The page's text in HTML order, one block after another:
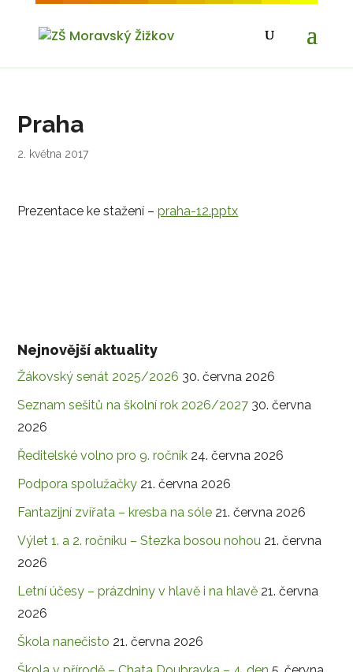
Praha
2. května 2017
Prezentace ke stažení –praha-12.pptx
Nejnovější aktuality
Žákovský senát 2025/2026 30. června 2026
Seznam sešitů na školní rok 2026/2027 30. června
2026
Ředitelské volno pro 9. ročník 24. června 2026
Podpora spolužačky 21. června 2026
Fantazijní zvířata – kresba na sóle 21. června 2026
Výlet 1. a 2. ročníku – Stezka bosou nohou 21. června
2026
Letní účesy – prázdniny v hlavě i na hlavě 21. června
2026
Škola nanečisto 21. června 2026